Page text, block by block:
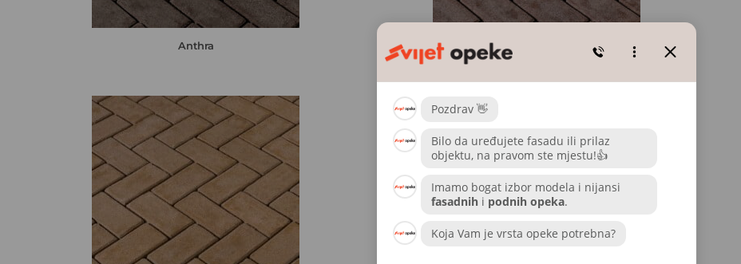
Anthra